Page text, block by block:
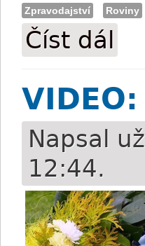
Zpravodajství Roviny
Číst dál
Napsal
12:44.